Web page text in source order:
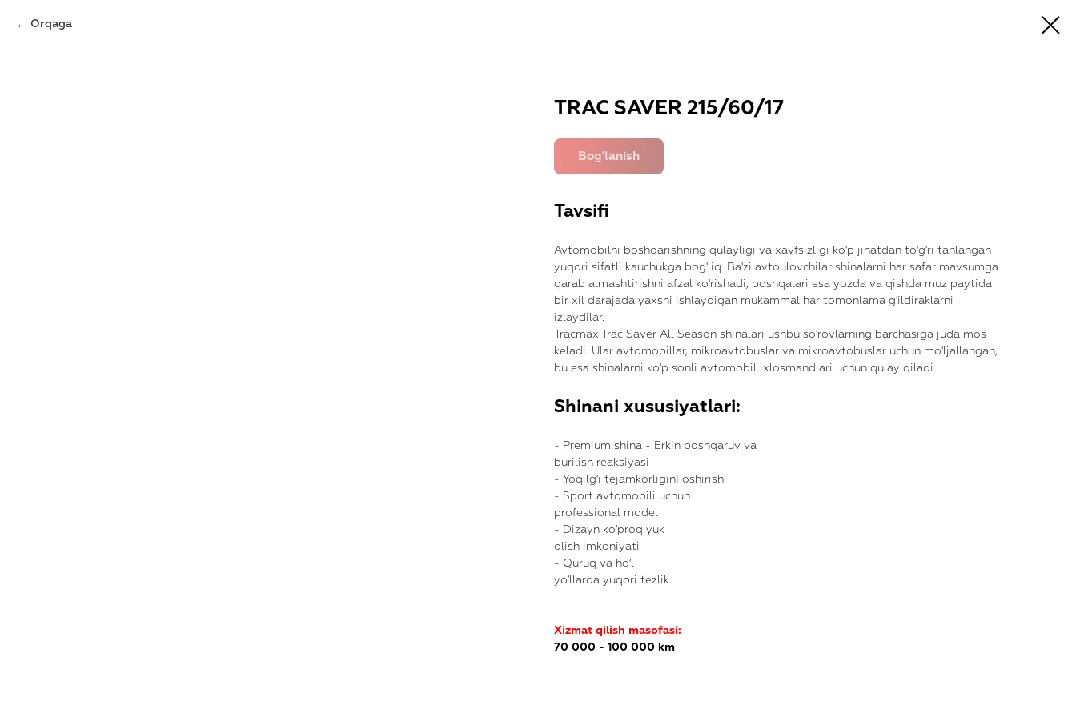
Orqaga
TRAC SAVER 215/60/17
Tavsifi
Avtomobilni boshqarishning qulayligi va xavfsizligi ko'p jihatdan to'g'ri tanlangan
yuqori sifatli kauchukga bog'liq. Ba'zi avtoulovchilar shinalarni har safar mavsumga
qarab almashtirishni afzal ko'rishadi, boshqalari esa yozda va qishda muz paytida
bir xil darajada yaxshi ishlaydigan mukammal har tomonlama g'ildiraklarni
izlaydilar.
Tracmax Trac Saver All Season shinalari ushbu so'rovlarning barchasiga juda mos
keladi. Ular avtomobillar, mikroavtobuslar va mikroavtobuslar uchun mo'ljallangan,
bu esa shinalarni ko'p sonli avtomobil ixlosmandlari uchun qulay qiladi.
Shinani xususiyatlari:
- Premium shina - Erkin boshqaruv va
burilish reaksiyasi
- Yoqilg‘i tejamkorliginI oshirish
- Sport avtomobili uchun
professional model
- Dizayn ko‘proq yuk
olish imkoniyati
- Quruq va ho‘l
yo‘llarda yuqori tezlik
Xizmat qilish masofasi:
70 000 - 100 000 km